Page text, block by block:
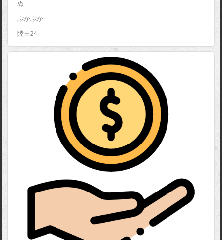
ぬ
ぷかぷか
陸王24